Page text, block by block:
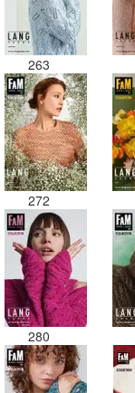
263
272
280